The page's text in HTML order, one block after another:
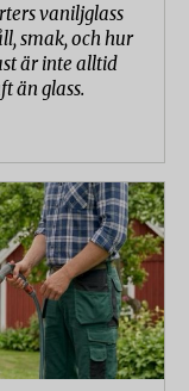
vaniljglass
smak, och hur
är inte alltid
än glass.